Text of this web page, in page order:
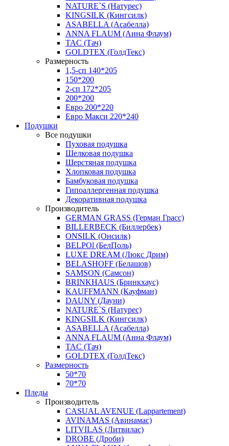
NATURE`S (Натурес)
KINGSILK (Кингсилк)
ASABELLA (Асабелла)
ANNA FLAUM (Анна Флаум)
TAC (Тач)
GOLDTEX (ГолдТекс)
Размерность
1,5-сп 140*205
150*200
2-сп 172*205
200*200
Евро 200*220
Евро Макси 220*240
Подушки
Все подушки
Пуховая подушка
Шелковая подушка
Шерстяная подушка
Хлопковая подушка
Бамбуковая подушка
Гипоаллергенная подушка
Декоративная подушка
Производитель
GERMAN GRASS (Герман Грасс)
BILLERBECK (Биллербек)
ONSILK (Онсилк)
BELPOl (БелПоль)
LUXE DREAM (Люкс Дрим)
BELASHOFF (Белашов)
SAMSON (Самсон)
BRINKHAUS (Бринкхаус)
KAUFFMANN (Кауфман)
DAUNY (Дауни)
NATURE`S (Натурес)
KINGSILK (Кингсилк)
ASABELLA (Асабелла)
ANNA FLAUM (Анна Флаум)
TAC (Тач)
GOLDTEX (ГолдТекс)
Размерность
50*70
70*70
Пледы
Производитель
CASUAL AVENUE (Lappartement)
AVINAMAS (Авинамас)
LITVILAS (Литвилас)
DROBE (Дроби)